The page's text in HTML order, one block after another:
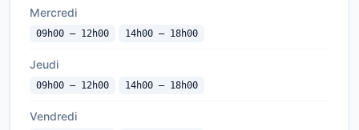
Mercredi
09h00 — 12h00 14h00 — 18h00
Jeudi
09h00 — 12h00 14h00 — 18h00
Vendredi